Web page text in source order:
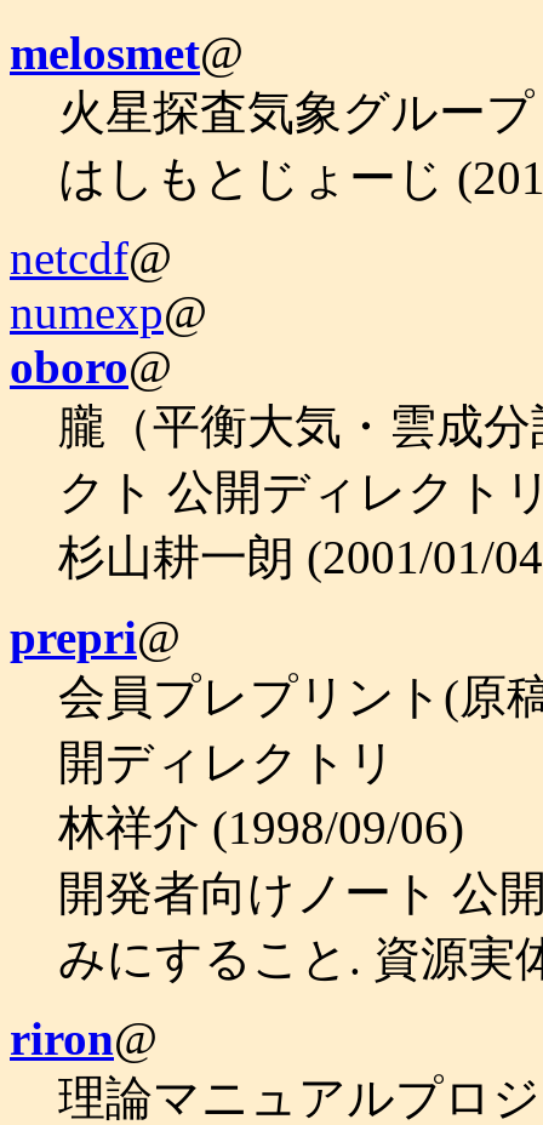
melosmet@
火星探査気象グループ
はしもとじょーじ
netcdf@
numexp@
oboro@
朧（平衡大気・雲成
クト 公開ディレクト
杉山耕一朗 (2001/01/
prepri@
会員プレプリント(原
開ディレクトリ
林祥介 (1998/09/06)
開発者向けノート 公
みにすること. 資源実
riron@
理論マニュアルプロ